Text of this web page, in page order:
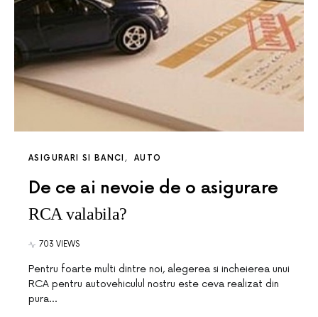
ASIGURARI SI BANCI AUTO
De ce ai nevoie de o asigurare
RCA valabila?
703 VIEWS
Pentru foarte multi dintre noi, alegerea si incheierea unui
RCA pentru autovehiculul nostru este ceva realizat din
pura…